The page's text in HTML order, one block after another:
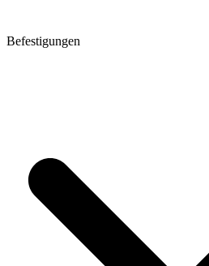
Befestigungen